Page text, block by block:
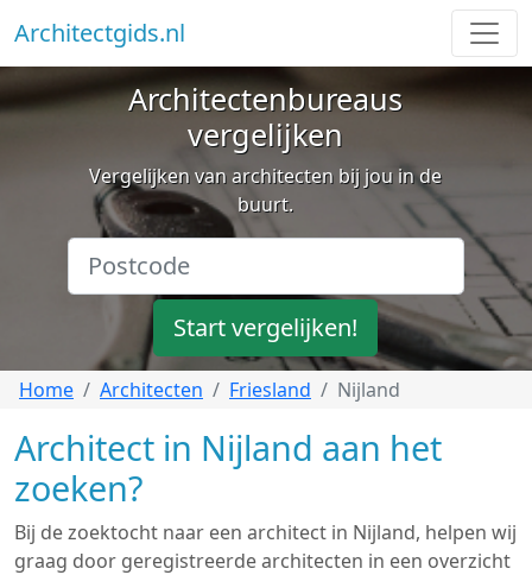
Architectgids.nl
Architectenbureaus
vergelijken
Vergelijken van architecten bij jou in de
buurt.
Start vergelijken!
Home Architecten Friesland Nijland
Architect in Nijland aan het
zoeken?
Bij de zoektocht naar een architect in Nijland, helpen wij
graag door geregistreerde architecten in een overzicht